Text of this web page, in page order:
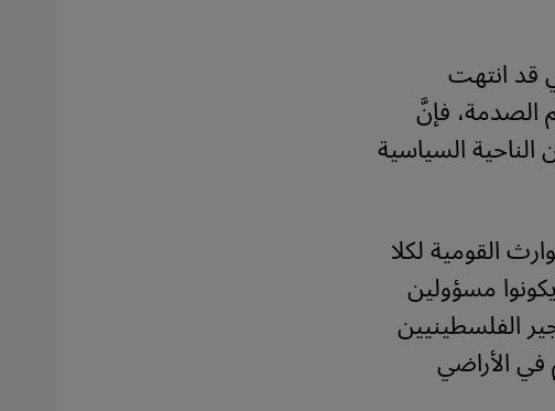
قد انتهت
الصدمة، فإنَّ
السياسية
القومية لكلا
مسؤولين
الفلسطينيين
الأراضي